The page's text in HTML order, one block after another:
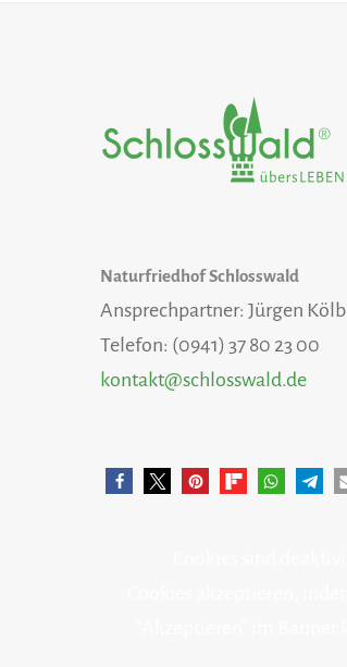
Naturfriedhof Schlosswald
Ansprechpartner: Jürgen Kölbl
Telefon: (0941) 37 80 23 00
kontakt@schlosswald.de